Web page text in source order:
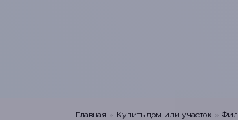
Главная Купить дом или участок